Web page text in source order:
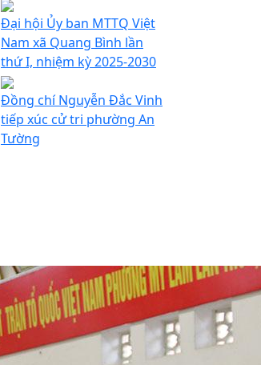
Đại hội Ủy ban MTTQ Việt
Nam xã Quang Bình lần
thứ I, nhiệm kỳ 2025-2030
Đồng chí Nguyễn Đắc Vinh
tiếp xúc cử tri phường An
Tường